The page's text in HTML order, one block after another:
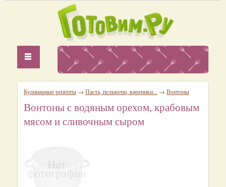
Кулинарные рецепты → Паста, пельмени, вареники... → Вонтоны
Вонтоны с водяным орехом, крабовым
мясом и сливочным сыром